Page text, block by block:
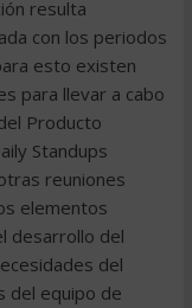
resulta
con los periodos
esto existen
para llevar a cabo
Producto
Standups
reuniones
elementos
desarrollo del
del
del equipo de